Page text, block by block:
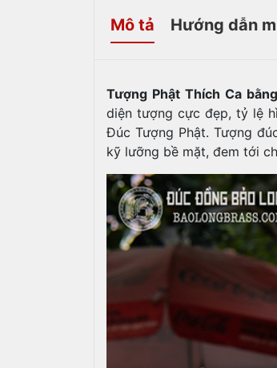
Mô tả Hướng dẫn
Tượng Phật Thích Ca
diện tượng cực đẹp, tỷ lệ
Đúc Tượng Phật. Tượng
kỹ lưỡng bề mặt, đem tới